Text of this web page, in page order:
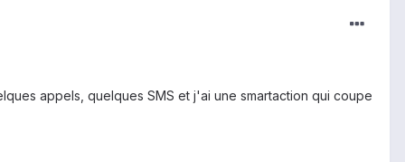
appels, quelques SMS et j'ai une smartaction qui coupe